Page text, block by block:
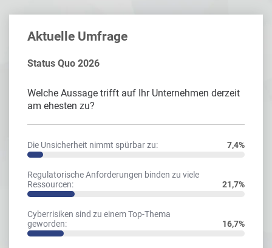
Aktuelle Umfrage
Status Quo 2026
Welche Aussage trifft auf Ihr Unternehmen derzeit
am ehesten zu?
Die Unsicherheit nimmt spürbar zu: 7,4%
Regulatorische Anforderungen binden zu viele
Ressourcen:
21,7%
Cyberrisiken sind zu einem Top-Thema
geworden:
16,7%